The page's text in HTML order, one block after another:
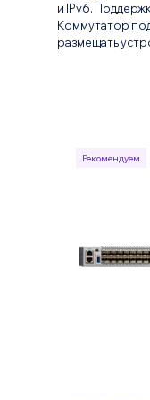
и IPv6.
Коммутатор
размещать
Рекомендуем